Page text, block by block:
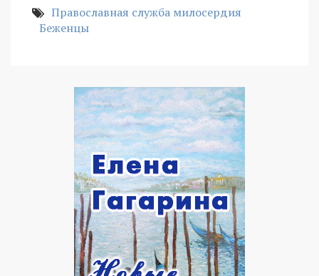
Православная служба милосердия
Беженцы